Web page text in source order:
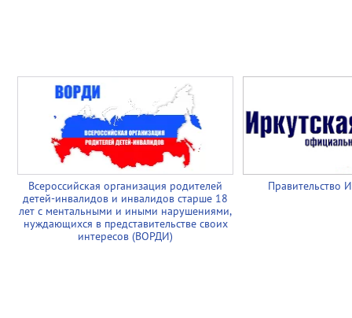
Всероссийская организация родителей
детей-инвалидов и инвалидов старше 18
лет с ментальными и иными нарушениями,
нуждающихся в представительстве своих
интересов (ВОРДИ)
Правительство